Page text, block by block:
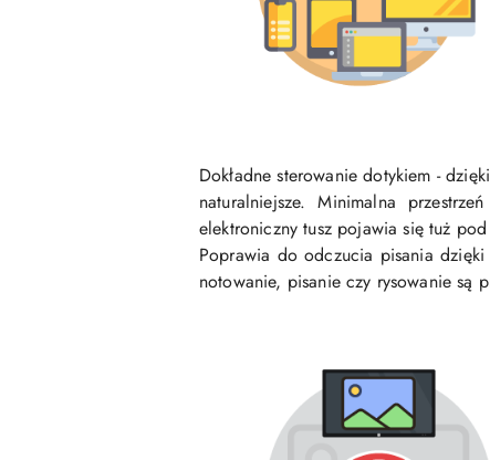
Dokładne sterowanie dotykiem -
naturalniejsze. Minimalna
elektroniczny tusz pojawia się tuż
Poprawia do odczucia pisania
notowanie, pisanie czy rysowanie są